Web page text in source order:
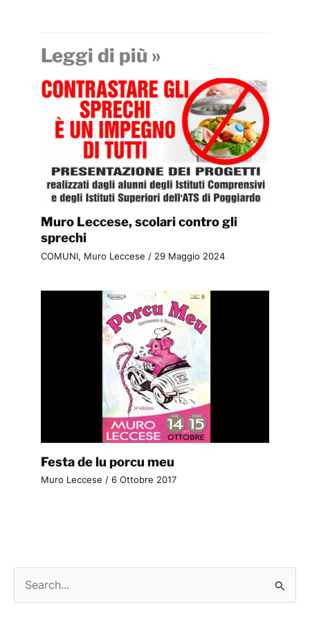
Leggi di più »
Muro Leccese, scolari contro gli
sprechi
COMUNI, Muro Leccese / 29 Maggio 2024
Festa de lu porcu meu
Muro Leccese / 6 Ottobre 2017